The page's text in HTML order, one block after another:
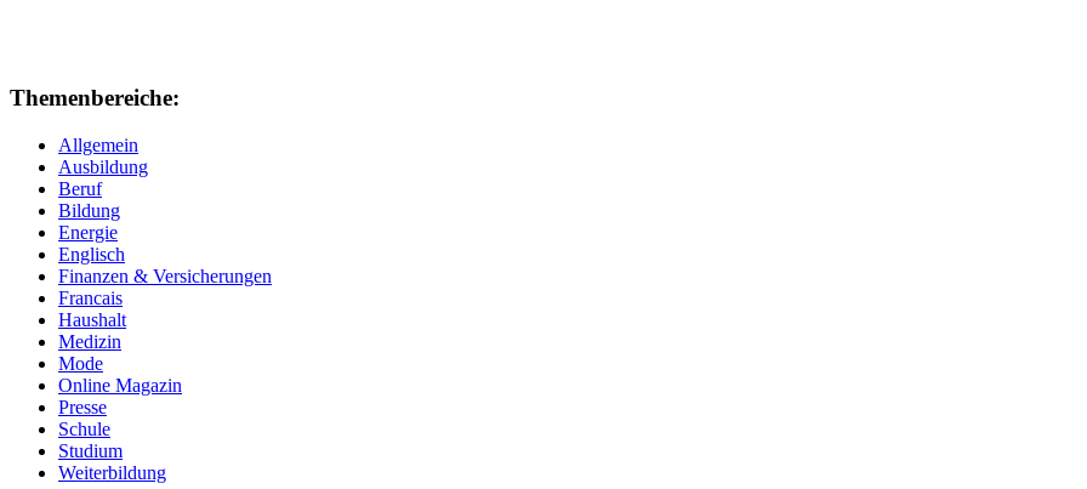
Themenbereiche:
Allgemein
Ausbildung
Beruf
Bildung
Energie
Englisch
Finanzen & Versicherungen
Francais
Haushalt
Medizin
Mode
Online Magazin
Presse
Schule
Studium
Weiterbildung